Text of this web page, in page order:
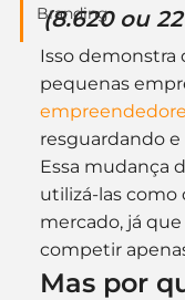
Branding
(8.620 ou
Isso demonstra
pequenas
resguardando
Essa mudança
utilizá-las como
mercado, já
competir
Mas por